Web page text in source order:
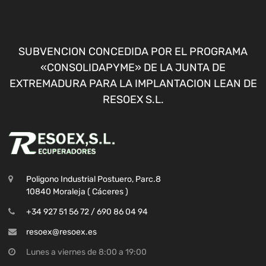
SUBVENCION CONCEDIDA POR EL PROGRAMA
«CONSOLIDAPYME» DE LA JUNTA DE
EXTREMADURA PARA LA IMPLANTACION LEAN DE
RESOEX S.L.
Poligono Industrial Postuero, Parc.8
10840 Moraleja ( Cáceres )
+34 927 51 56 72 / 690 86 04 94
resoex@resoex.es
Lunes a viernes de 8:00 a 19:00